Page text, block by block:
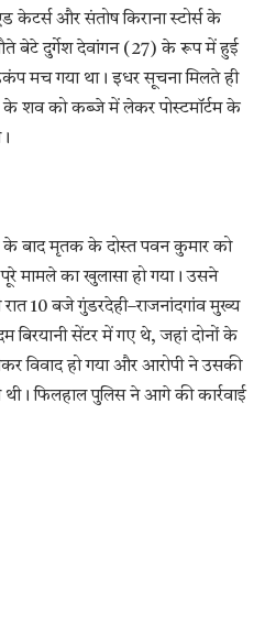
केटर्स और संतोष किराना स्टोर्स के
बेटे दुर्गेश देवांगन (27) के रूप में हुई
मच गया था। इधर सूचना मिलते ही
शव को कब्जे में लेकर पोस्टमॉर्टम के
के बाद मृतक के दोस्त पवन कुमार को
मामले का खुलासा हो गया। उसने
10 बजे गुंडरदेही–राजनांदगांव मुख्य
बिरयानी सेंटर में गए थे, जहां दोनों के
विवाद हो गया और आरोपी ने उसकी
फिलहाल पुलिस ने आगे की कार्रवाई